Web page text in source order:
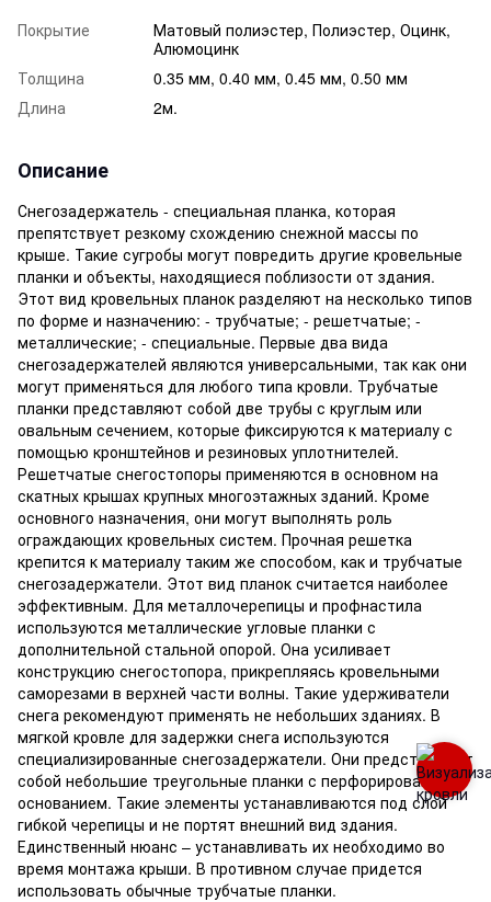
Покрытие
Матовый полиэстер, Полиэстер, Оцинк,
Алюмоцинк
Толщина
0.35 мм, 0.40 мм, 0.45 мм, 0.50 мм
Длина
2м.
Описание
Снегозадержатель - специальная планка, которая
препятствует резкому схождению снежной массы по
крыше. Такие сугробы могут повредить другие кровельные
планки и объекты, находящиеся поблизости от здания.
Этот вид кровельных планок разделяют на несколько типов
по форме и назначению: - трубчатые; - решетчатые; -
металлические; - специальные. Первые два вида
снегозадержателей являются универсальными, так как они
могут применяться для любого типа кровли. Трубчатые
планки представляют собой две трубы с круглым или
овальным сечением, которые фиксируются к материалу с
помощью кронштейнов и резиновых уплотнителей.
Решетчатые снегостопоры применяются в основном на
скатных крышах крупных многоэтажных зданий. Кроме
основного назначения, они могут выполнять роль
ограждающих кровельных систем. Прочная решетка
крепится к материалу таким же способом, как и трубчатые
снегозадержатели. Этот вид планок считается наиболее
эффективным. Для металлочерепицы и профнастила
используются металлические угловые планки с
дополнительной стальной опорой. Она усиливает
конструкцию снегостопора, прикрепляясь кровельными
саморезами в верхней части волны. Такие удерживатели
снега рекомендуют применять не небольших зданиях. В
мягкой кровле для задержки снега используются
специализированные снегозадержатели. Они представляют
собой небольшие треугольные планки с перфорированным
основанием. Такие элементы устанавливаются под слой
гибкой черепицы и не портят внешний вид здания.
Единственный нюанс – устанавливать их необходимо во
время монтажа крыши. В противном случае придется
использовать обычные трубчатые планки.